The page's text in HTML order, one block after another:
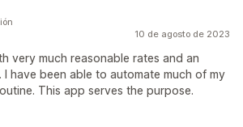
10 de agosto de 2023
very much reasonable rates and an
I have been able to automate much of my
This app serves the purpose.